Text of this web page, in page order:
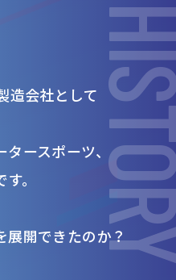
造会社として
タースポーツ、
。
展開できたのか？